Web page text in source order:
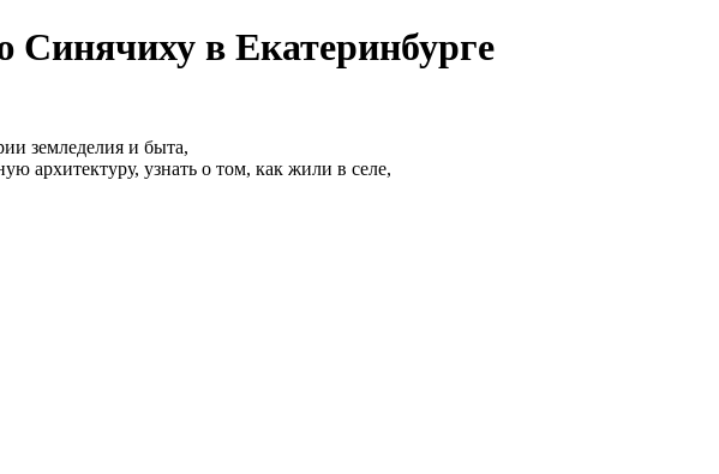
в Екатеринбурге
земледелия и быта,
архитектуру, узнать о том, как жили в селе,